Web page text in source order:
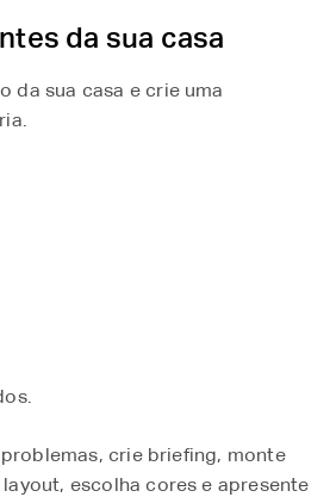
da sua casa
da sua casa e crie uma
crie briefing, monte
escolha cores e apresente